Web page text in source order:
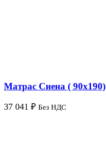
Матрас Сиена ( 90х190)
37 041 ₽ Без НДС